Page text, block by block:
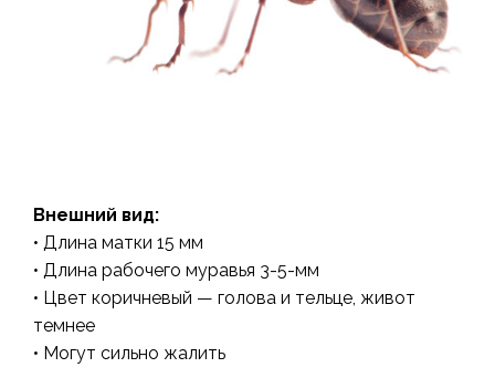
Внешний вид:
• Длина матки 15 мм
• Длина рабочего муравья 3-5-мм
• Цвет коричневый — голова и тельце, живот
темнее
• Могут сильно жалить